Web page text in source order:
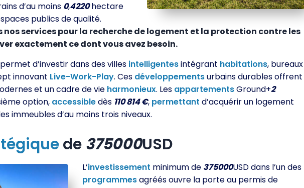
d’au moins 0,4220hectare
publics de qualité.
nos services pour la recherche de logement et la protection contre les
exactement ce dont vous avez besoin.
d’investir dans des villes intelligentesintégrant habitations, bureaux
innovant Live-Work-Play. Ces développementsurbains durables offrent
et un cadre de vie harmonieux. Les appartementsGround+2
option, accessibledès 110 814 €, permettant d’acquérir un logement
immeubles d’au moins trois niveaux.
de 375000USD
L’investissement minimum de 375000USD dans l’un des
programmesagréés ouvre la porte au permis de